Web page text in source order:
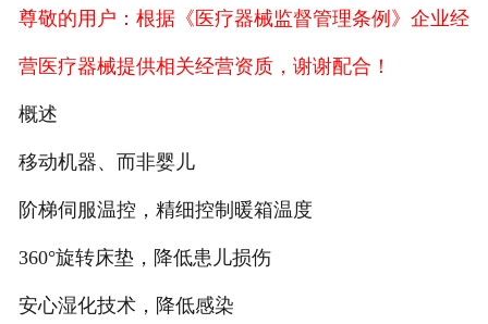
尊敬的用户：根据《医疗器械监督管理条例》企业经
营医疗器械提供相关经营资质，谢谢配合！
概述
移动机器、而非婴儿
阶梯伺服温控，精细控制暖箱温度
360°旋转床垫，降低患儿损伤
安心湿化技术，降低感染